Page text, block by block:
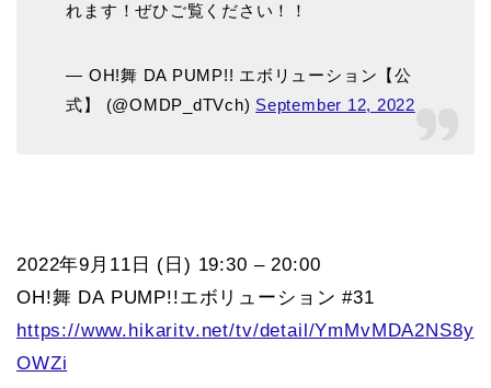
れます！ぜひご覧ください！！
— OH!舞 DA PUMP!! エボリューション【公
式】 (@OMDP_dTVch) September 12, 2022
2022年9月11日 (日) 19:30 – 20:00
OH!舞 DA PUMP!!エボリューション #31
https://www.hikaritv.net/tv/detail/YmMvMDA2NS8y
OWZi